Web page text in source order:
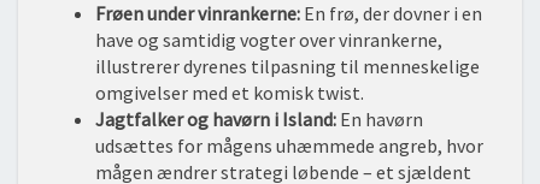
Frøen under vinrankerne: En frø, der dovner i en
have og samtidig vogter over vinrankerne,
illustrerer dyrenes tilpasning til menneskelige
omgivelser med et komisk twist.
Jagtfalker og havørn i Island: En havørn
udsættes for mågens uhæmmede angreb, hvor
mågen ændrer strategi løbende – et sjældent